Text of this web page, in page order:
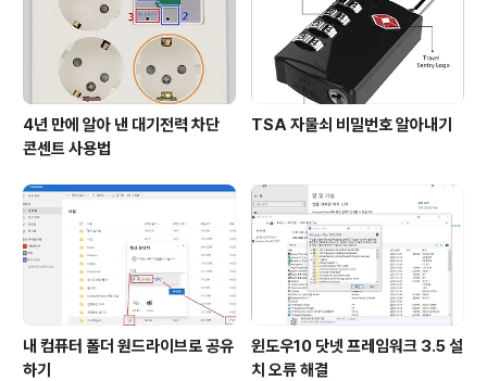
비자 소송, JM글로벌 부당채권 추심 피해구제 활동, 헤나
염모제 피해구제 활동이 있다. 또한 공공요..
4년 만에 알아 낸 대기전력 차단
콘센트 사용법
TSA 자물쇠 비밀번호 알아내기
내 컴퓨터 폴더 원드라이브로 공유
하기
윈도우10 닷넷 프레임워크 3.5 설
치 오류 해결